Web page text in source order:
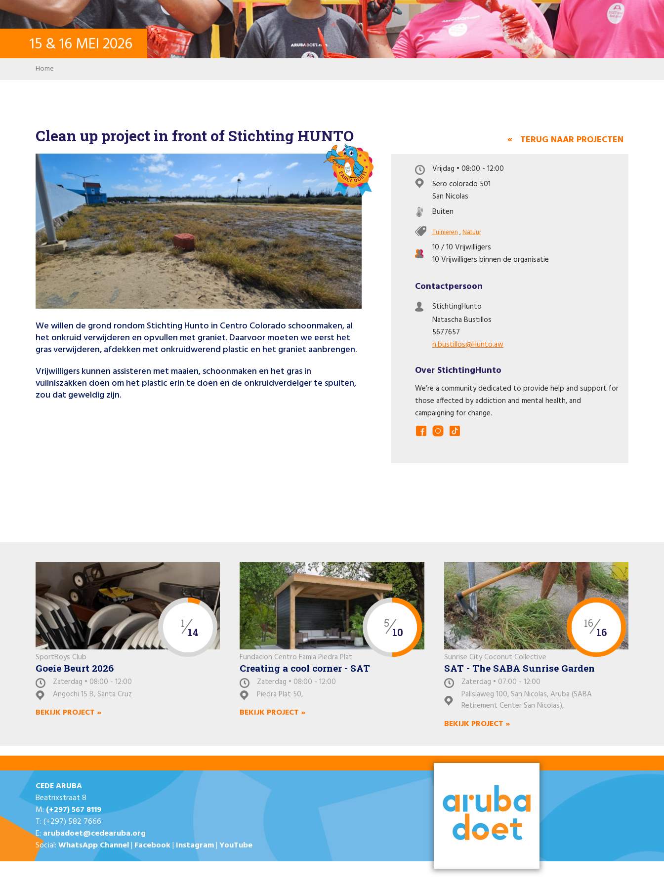
15 &16 MEI 2026
Breadcrumb
Home
Clean up project in front of Stichting HUNTO
We willen de grond rondom Stichting Hunto in Centro Colorado schoonmaken, al
het onkruid verwijderen en opvullen met graniet. Daarvoor moeten we eerst het
gras verwijderen, afdekken met onkruidwerend plastic en het graniet aanbrengen.
Vrijwilligers kunnen assisteren met maaien, schoonmaken en het gras in
vuilniszakken doen om het plastic erin te doen en de onkruidverdelger te spuiten,
zou dat geweldig zijn.
« TERUG NAAR PROJECTEN
Vrijdag • 08:00 - 12:00
Sero colorado 501
San Nicolas
Buiten
Tuinieren,Natuur
10 / 10 Vrijwilligers
10 Vrijwilligers binnen de organisatie
Contactpersoon
StichtingHunto
Natascha Bustillos
5677657
n.bustillos@Hunto.aw
Over StichtingHunto
We’re a community dedicated to provide help and support for
those affected by addiction and mental health, and
campaigning for change.
1
14
SportBoys Club
Goeie Beurt 2026
Zaterdag • 08:00 - 12:00
Angochi 15 B, Santa Cruz
BEKIJK PROJECT »
5
10
Fundacion Centro Famia Piedra Plat
Creating a cool corner - SAT
Zaterdag • 08:00 - 12:00
Piedra Plat 50,
BEKIJK PROJECT »
16
16
Sunrise City Coconut Collective
SAT - The SABA Sunrise Garden
Zaterdag • 07:00 - 12:00
Palisiaweg 100, San Nicolas, Aruba (SABA
Retirement Center San Nicolas),
BEKIJK PROJECT »
CEDE ARUBA
Beatrixstraat 8
M:(+297) 567 8119
T: (+297) 582 7666
E: arubadoet@cedearuba.org
Social:WhatsApp Channel| Facebook| Instagram|YouTube